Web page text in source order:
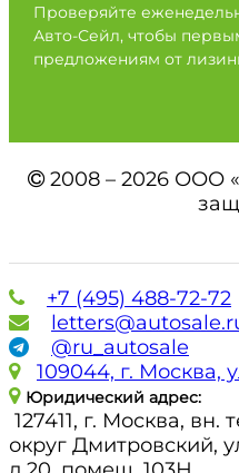
Проверяйте
Авто-Сейл, чтобы
предложениям от
2008 – 2026 ООО
+7 (495) 488-72-72
@ru_autosale
109044, г. Москва,
Юридический адрес:
127411, г. Москва,
округ Дмитровский,